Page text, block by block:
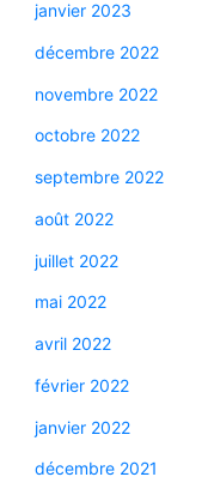
janvier 2023
décembre 2022
novembre 2022
octobre 2022
septembre 2022
août 2022
juillet 2022
mai 2022
avril 2022
février 2022
janvier 2022
décembre 2021